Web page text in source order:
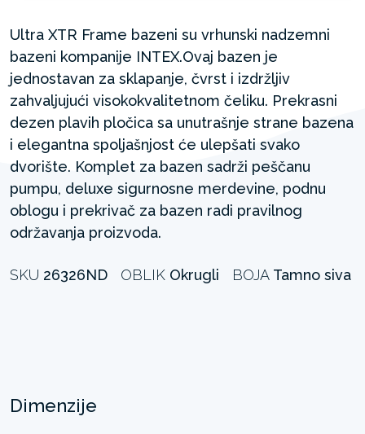
Ultra XTR Frame bazeni su vrhunski nadzemni
bazeni kompanije INTEX.Ovaj bazen je
jednostavan za sklapanje, čvrst i izdržljiv
zahvaljujući visokokvalitetnom čeliku. Prekrasni
dezen plavih pločica sa unutrašnje strane bazena
i elegantna spoljašnjost će ulepšati svako
dvorište. Komplet za bazen sadrži peščanu
pumpu, deluxe sigurnosne merdevine, podnu
oblogu i prekrivač za bazen radi pravilnog
održavanja proizvoda.
SKU 26326ND OBLIK Okrugli BOJA Tamno siva
Dimenzije